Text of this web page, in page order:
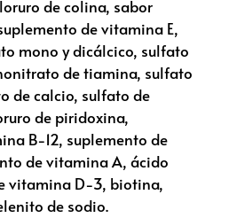
de colina, sabor
de vitamina E,
mono y dicálcico, sulfato
de tiamina, sulfato
de calcio, sulfato de
de piridoxina,
B-12, suplemento de
de vitamina A, ácido
vitamina D-3, biotina,
de sodio.